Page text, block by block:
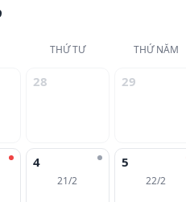
THỨ TƯ THỨ NĂM
28 29
4
21/2
5
22/2